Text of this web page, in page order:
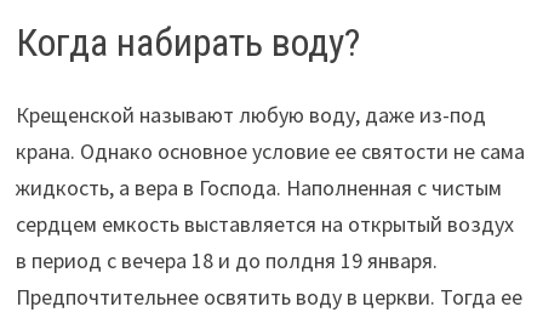
Когда набирать воду?
Крещенской называют любую воду, даже из-под
крана. Однако основное условие ее святости не сама
жидкость, а вера в Господа. Наполненная с чистым
сердцем емкость выставляется на открытый воздух
в период с вечера 18 и до полдня 19 января.
Предпочтительнее освятить воду в церкви. Тогда ее